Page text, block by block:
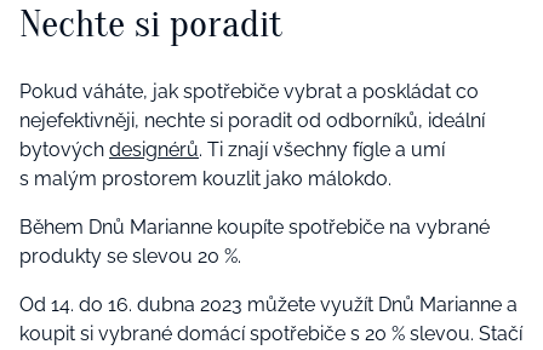
Nechte si poradit
Pokud váháte, jak spotřebiče vybrat a poskládat co
nejefektivněji, nechte si poradit od odborníků, ideální
bytových designérů. Ti znají všechny fígle a umí
s malým prostorem kouzlit jako málokdo.
Během Dnů Marianne koupíte spotřebiče na vybrané
produkty se slevou 20 %.
Od 14. do 16. dubna 2023 můžete využít Dnů Marianne a
koupit si vybrané domácí spotřebiče s 20 % slevou. Stačí